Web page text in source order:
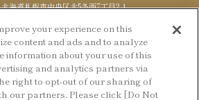
海道札幌市中央区北5条西7丁目2-1
Instagram LANGUAGE
English
PLAZA HOTEL SAPPORO
your experience on this
content and ads and to analyze
information about your use of this
and analytics partners via
right to opt-out of our sharing of
our partners. Please click [Do Not